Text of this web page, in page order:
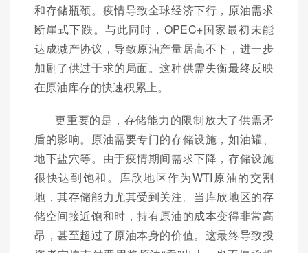
和存储瓶颈。疫情导致全球经济下行，原油需求
断崖式下跌。与此同时，OPEC+国家最初未能
达成减产协议，导致原油产量居高不下，进一步
加剧了供过于求的局面。这种供需失衡最终反映
在原油库存的快速积累上。
更重要的是，存储能力的限制放大了供需矛
盾的影响。原油需要专门的存储设施，如油罐、
地下盐穴等。由于疫情期间需求下降，存储设施
很快达到饱和。库欣地区作为WTI原油的交割
地，其存储能力尤其受到关注。当库欣地区的存
储空间接近饱和时，持有原油的成本变得非常高
昂，甚至超过了原油本身的价值。这最终导致投